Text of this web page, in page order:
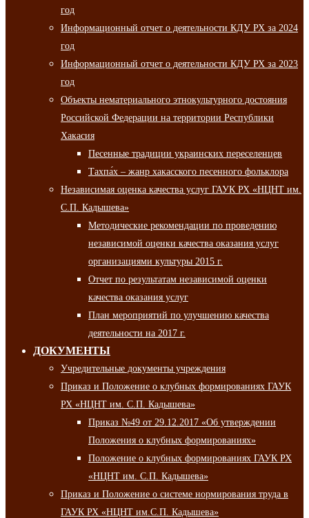
год
Информационный отчет о деятельности КДУ РХ за 2024
год
Информационный отчет о деятельности КДУ РХ за 2023
год
Объекты нематериального этнокультурного достояния
Российской Федерации на территории Республики
Хакасия
Песенные традиции украинских переселенцев
Тахпа́х – жанр хакасского песенного фольклора
Независимая оценка качества услуг ГАУК РХ «НЦНТ им.
С.П. Кадышева»
Методические рекомендации по проведению
независимой оценки качества оказания услуг
организациями культуры 2015 г.
Отчет по результатам независимой оценки
качества оказания услуг
План мероприятий по улучшению качества
деятельности на 2017 г.
ДОКУМЕНТЫ
Учредительные документы учреждения
Приказ и Положение о клубных формированиях ГАУК
РХ «НЦНТ им. С.П. Кадышева»
Приказ №49 от 29.12.2017 «Об утверждении
Положения о клубных формированиях»
Положение о клубных формированиях ГАУК РХ
«НЦНТ им. С.П. Кадышева»
Приказ и Положение о системе нормирования труда в
ГАУК РХ «НЦНТ им.С.П. Кадышева»